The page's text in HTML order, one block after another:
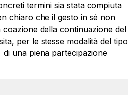
termini sia stata compiuta
chiaro che il gesto in sé non
della continuazione del
per le stesse modalità del tipo
una piena partecipazione